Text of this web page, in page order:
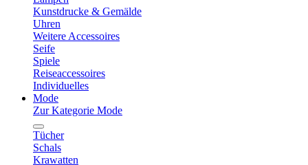
Kunstdrucke & Gemälde
Uhren
Weitere Accessoires
Seife
Spiele
Reiseaccessoires
Individuelles
Mode
Zur Kategorie Mode
Tücher
Schals
Krawatten